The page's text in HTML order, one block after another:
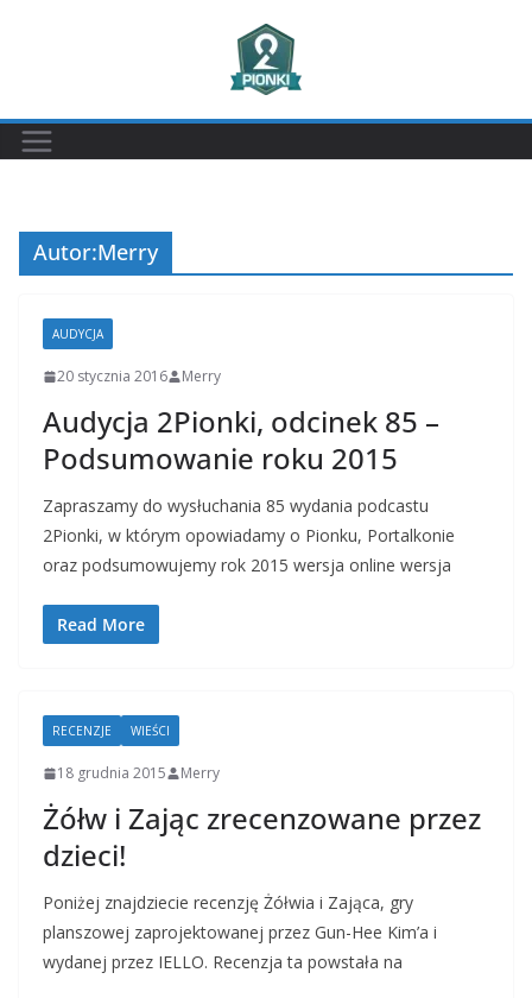
Autor:Merry
AUDYCJA
20 stycznia 2016 Merry
Audycja 2Pionki, odcinek 85 –
Podsumowanie roku 2015
Zapraszamy do wysłuchania 85 wydania podcastu
2Pionki, w którym opowiadamy o Pionku, Portalkonie
oraz podsumowujemy rok 2015 wersja online wersja
Read More
RECENZJE WIEŚCI
18 grudnia 2015 Merry
Żółw i Zając zrecenzowane przez
dzieci!
Poniżej znajdziecie recenzję Żółwia i Zająca, gry
planszowej zaprojektowanej przez Gun-Hee Kim’a i
wydanej przez IELLO. Recenzja ta powstała na